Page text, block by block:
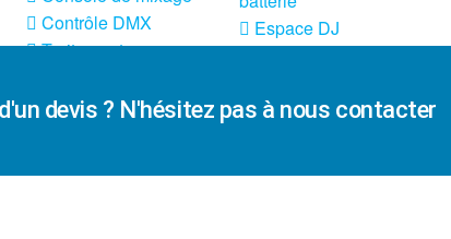
Contrôle DMX
Traitements sons
Espace DJ
devis ? N'hésitez pas à nous contacter